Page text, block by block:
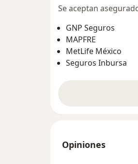
Se aceptan
GNP Seguros
MAPFRE
MetLife México
Seguros Inbursa
Opiniones